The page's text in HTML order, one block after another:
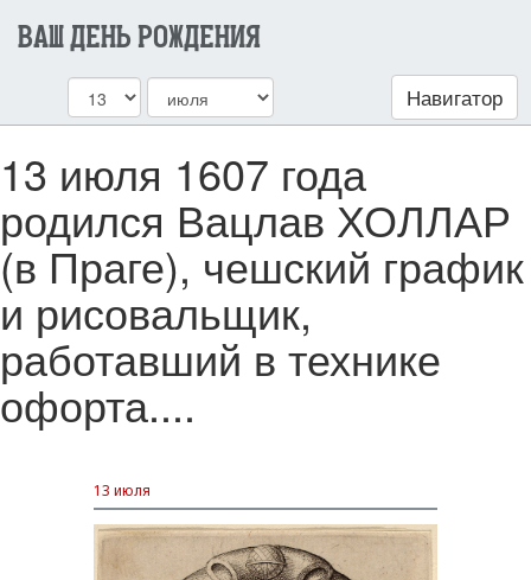
ВАШ ДЕНЬ РОЖДЕНИЯ
Навигатор
13 июля 1607 года
родился Вацлав ХОЛЛАР
(в Праге), чешский график
и рисовальщик,
работавший в технике
офорта....
13 июля